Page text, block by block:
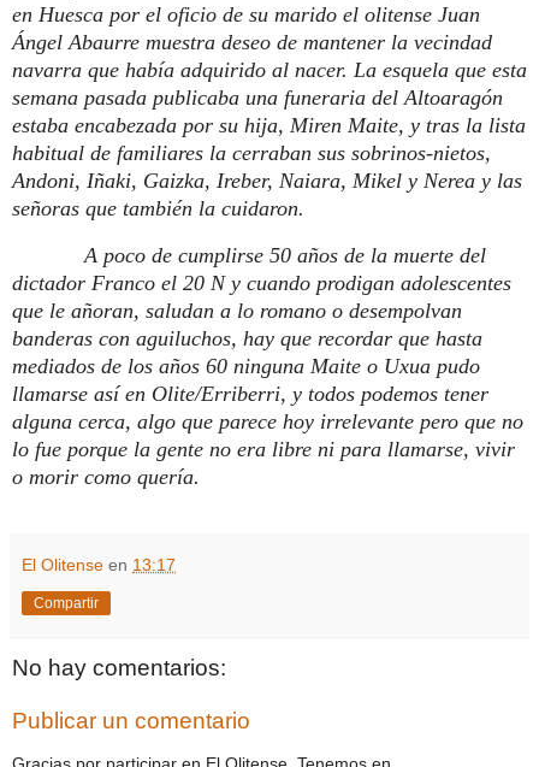
en Huesca por el oficio de su marido el olitense Juan
Ángel Abaurre muestra deseo de mantener la vecindad
navarra que había adquirido al nacer. La esquela que esta
semana pasada publicaba una funeraria del Altoaragón
estaba encabezada por su hija, Miren Maite, y tras la lista
habitual de familiares la cerraban sus sobrinos-nietos,
Andoni, Iñaki, Gaizka, Ireber, Naiara, Mikel y Nerea y las
señoras que también la cuidaron.
A poco de cumplirse 50 años de la muerte del
dictador Franco el 20 N y cuando prodigan adolescentes
que le añoran, saludan a lo romano o desempolvan
banderas con aguiluchos, hay que recordar que hasta
mediados de los años 60 ninguna Maite o Uxua pudo
llamarse así en Olite/Erriberri, y todos podemos tener
alguna cerca, algo que parece hoy irrelevante pero que no
lo fue porque la gente no era libre ni para llamarse, vivir
o morir como quería.
El Olitense en 13:17
Compartir
No hay comentarios:
Publicar un comentario